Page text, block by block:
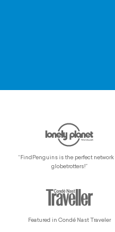
“FindPenguins is the perfect network
globetrotters!”
Featured in Condé Nast Traveler